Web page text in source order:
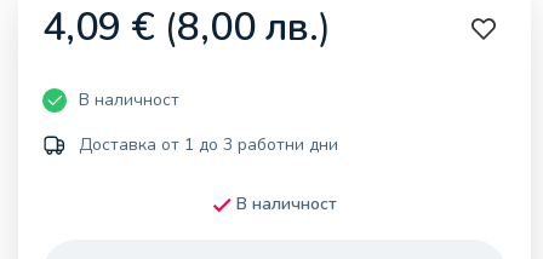
4,09 € (8,00лв.)
В наличност
Доставка от 1 до 3 работни дни
В наличност